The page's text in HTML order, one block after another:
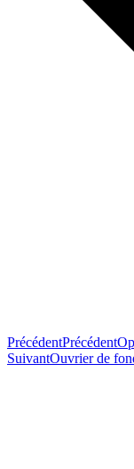
PrécédentPrécédent
SuivantOuvrier de